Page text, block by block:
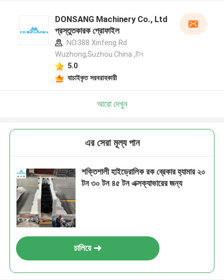
DONSANG Machinery Co., Ltd
প্রস্তুতকারক প্রোফাইল
NO.388 Xinfeng Rd
Wuzhong,Suzhou.China ,চীন
5.0
যাচাইকৃত সরবরাহকারী
আরো দেখুন
এর সেরা মূল্য পান
শক্তিশালী হাইড্রোলিক রক ব্রেকার হ্যামার ২০
টন ৩০ টন ৪৫ টন এক্সক্যাভারের জন্য
চালিয়ে